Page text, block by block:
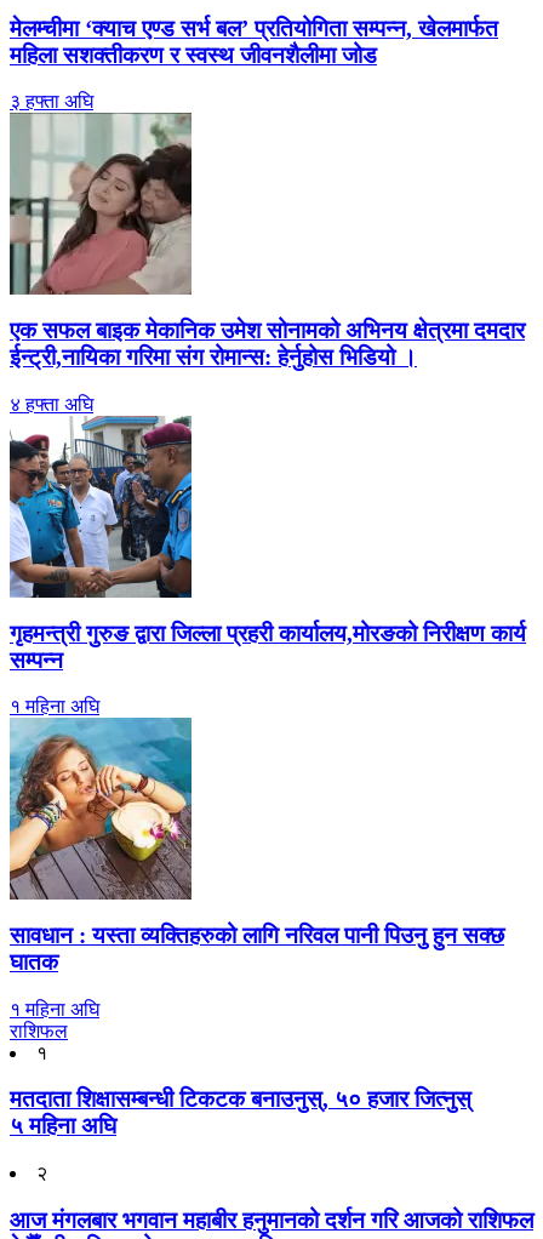
मेलम्चीमा ‘क्याच एण्ड सर्भ बल’ प्रतियोगिता सम्पन्न, खेलमार्फत
महिला सशक्तीकरण र स्वस्थ जीवनशैलीमा जोड
३ हफ्ता अघि
एक सफल बाइक मेकानिक उमेश सोनामको अभिनय क्षेत्रमा दमदार
ईन्ट्री,नायिका गरिमा संग रोमान्स: हेर्नुहोस भिडियो ।
४ हफ्ता अघि
गृहमन्त्री गुरुङ द्वारा जिल्ला प्रहरी कार्यालय,मोरङको निरीक्षण कार्य
सम्पन्न
१ महिना अघि
सावधान : यस्ता व्यक्तिहरुको लागि नरिवल पानी पिउनु हुन सक्छ
घातक
१ महिना अघि
राशिफल
१
मतदाता शिक्षासम्बन्धी टिकटक बनाउनुस्, ५० हजार जित्नुस्
५ महिना अघि
२
आज मंगलबार भगवान महाबीर हनुमानको दर्शन गरि आजको राशिफल